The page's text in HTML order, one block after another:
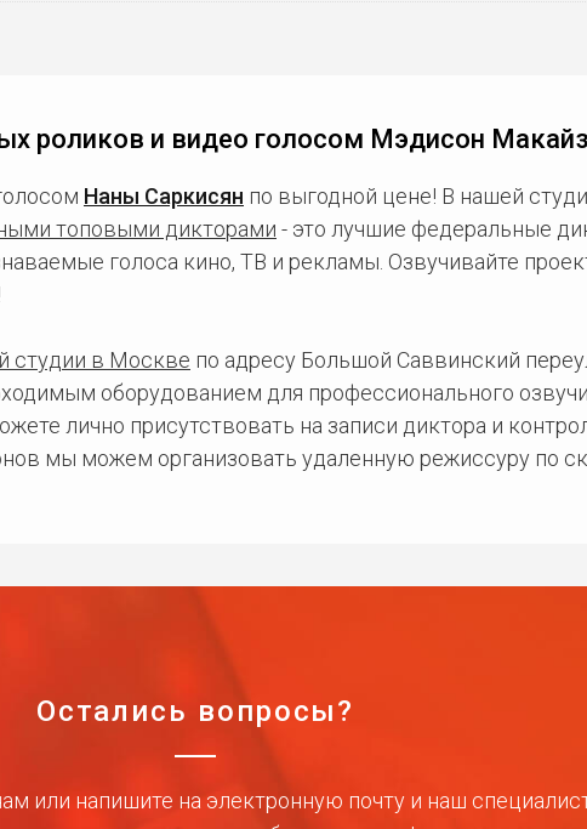
роликов и видео голосом Мэдисон
Наны Саркисян по выгодной цене! В нашей
топовыми дикторами - это лучшие федеральные
голоса кино, ТВ и рекламы. Озвучивайте
студии в Москве по адресу Большой Саввинский
оборудованием для профессионального
лично присутствовать на записи диктора и
мы можем организовать удаленную режиссуру по
Остались вопросы?
или напишите на электронную почту и наш